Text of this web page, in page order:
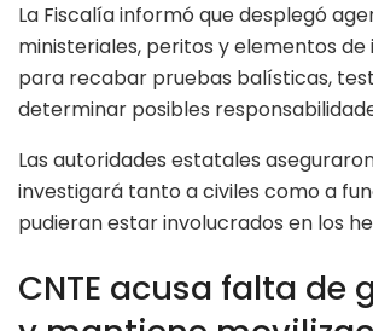
La Fiscalía informó que desplegó
ministeriales, peritos y elementos de
para recabar pruebas balísticas,
determinar posibles
Las autoridades estatales
investigará tanto a civiles como a
pudieran estar involucrados en los
CNTE acusa falta de